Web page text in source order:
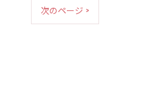
次のページ >